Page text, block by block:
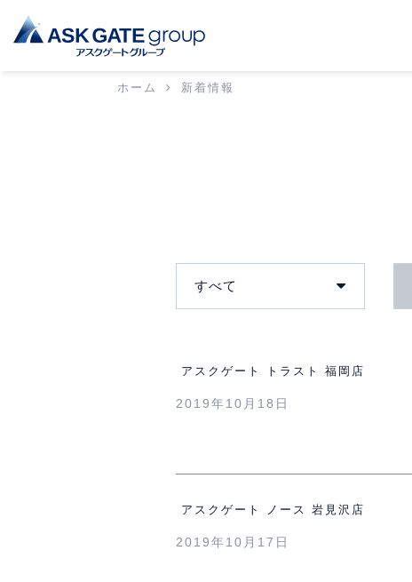
ホーム 新着情報
すべて
アスクゲート トラスト 福岡店
2019年10月18日
アスクゲート ノース 岩見沢店
2019年10月17日